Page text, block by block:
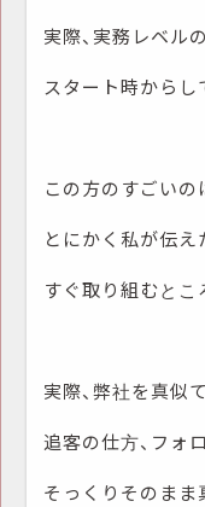
実際、実務レベル
スタート時からし
この方のすごいの
とにかく私が伝え
すぐ取り組むとこ
実際、弊社を真似
追客の仕方、フォ
そっくりそのまま